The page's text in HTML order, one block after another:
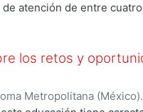
atención de entre
tiempo de clase y el
los retos y
Metropolitana